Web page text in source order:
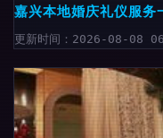
嘉兴本地婚庆礼仪服务
更新时间：2026-08-08